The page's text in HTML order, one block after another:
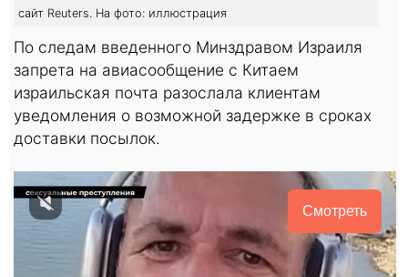
сайт Reuters. На фото: иллюстрация
По следам введенного Минздравом Израиля
запрета на авиасообщение с Китаем
израильская почта разослала клиентам
уведомления о возможной задержке в сроках
доставки посылок.
Смотреть